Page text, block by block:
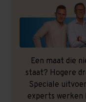
Een maat die
staat? Hogere
Speciale
experts werken